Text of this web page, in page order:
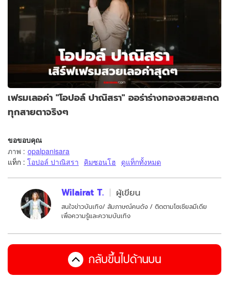
เฟรมเลอค่า "โอปอล์ ปาณิสรา" ออร่าร่างทองสวยสะกด
ทุกสายตาจริงๆ
ขอขอบคุณ
ภาพ : opalpanisara
แท็ก : โอปอล์ ปาณิสรา คิมซอนโฮ ดูแท็กทั้งหมด
Wilairat T. ผู้เขียน
สนใจข่าวบันเทิง/ สัมภาษณ์คนดัง / ติดตามโซเชียลมีเดีย
เพื่อความรู้และความบันเทิง
กลับขึ้นไปด้านบน